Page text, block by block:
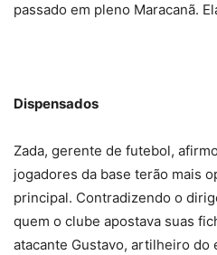
passado em pleno Maracanã.
Dispensados
Zada, gerente de futebol,
jogadores da base terão mais
principal. Contradizendo o
quem o clube apostava suas
atacante Gustavo, artilheiro do